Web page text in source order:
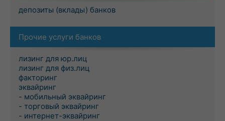
депозиты (вклады) банков
Прочие услуги банков
лизинг для юр.лиц
лизинг для физ.лиц
факторинг
эквайринг
- мобильный эквайринг
- торговый эквайринг
- интернет-эквайринг